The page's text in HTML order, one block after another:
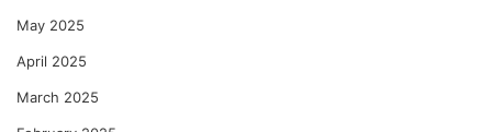
May 2025
April 2025
March 2025